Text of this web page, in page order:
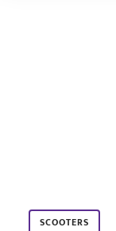
SCOOTERS